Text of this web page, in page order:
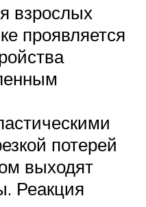
взрослых
проявляется
потерей
выходят
Реакция